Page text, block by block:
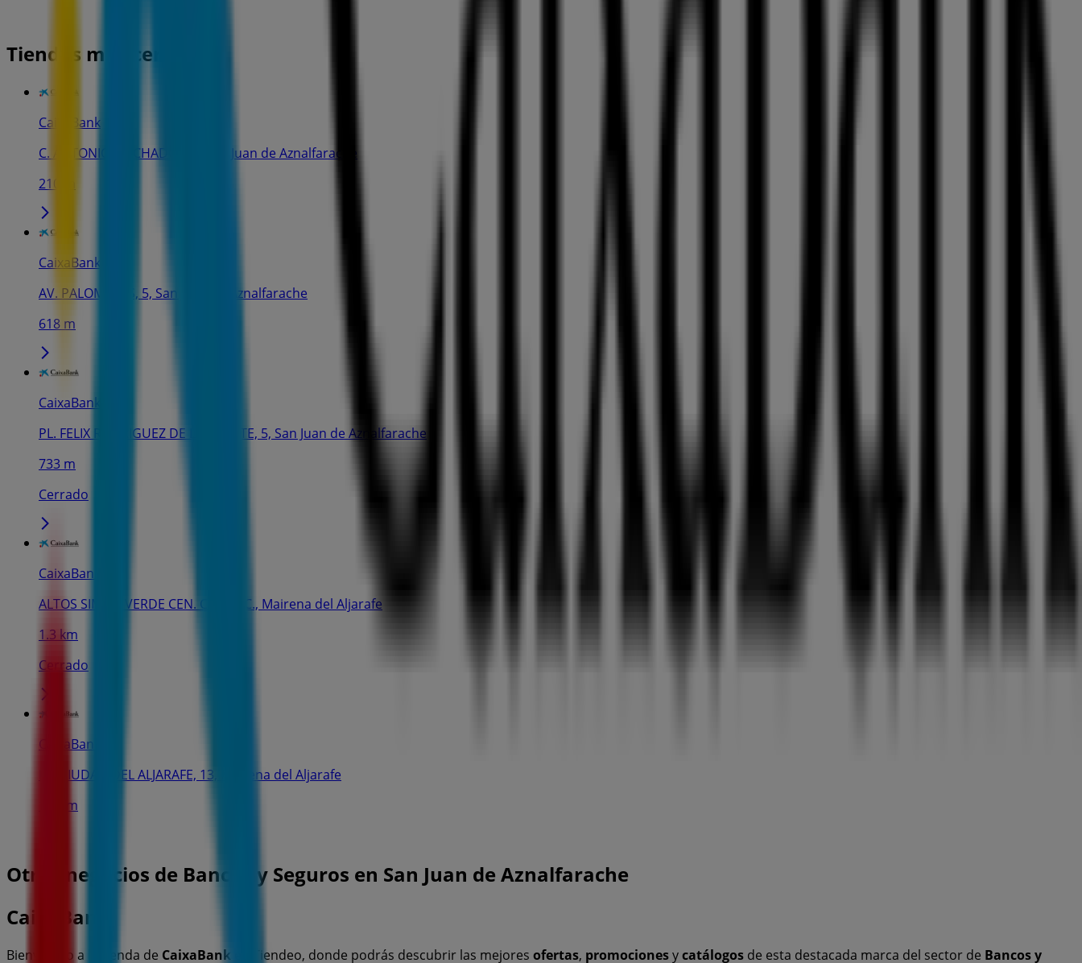
Tiendas más cercanas
CaixaBank
C. ANTONIO MACHADO, 39, San Juan de Aznalfarache
210 m
CaixaBank
AV. PALOMARES, 5, San Juan de Aznalfarache
618 m
CaixaBank
PL. FELIX RODRIGUEZ DE LA FUENTE, 5, San Juan de Aznalfarache
733 m
Cerrado
CaixaBank
ALTOS SIMON VERDE CEN. COMERC., Mairena del Aljarafe
1.3 km
Cerrado
CaixaBank
BD CIUDAD DEL ALJARAFE, 13, Mairena del Aljarafe
1.7 km
Otros negocios de Bancos y Seguros en San Juan de Aznalfarache
CaixaBank
Bienvenido a la tienda de CaixaBank en Tiendeo, donde podrás descubrir las mejores ofertas, promocionesycatálogos de esta destacada marca del sector de Bancos y